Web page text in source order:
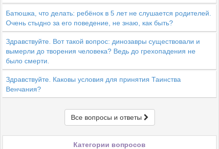
Батюшка, что делать: ребёнок в 5 лет не слушается родителей.
Очень стыдно за его поведение, не знаю, как быть?
Здравствуйте. Вот такой вопрос: динозавры существовали и
вымерли до творения человека? Ведь до грехопадения не
было смерти.
Здравствуйте. Каковы условия для принятия Таинства
Венчания?
Все вопросы и ответы
Категории вопросов